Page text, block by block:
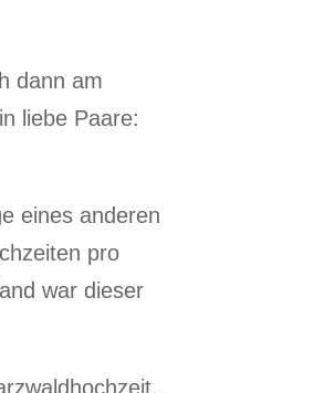
dann am
liebe Paare:
eines anderen
pro
war dieser